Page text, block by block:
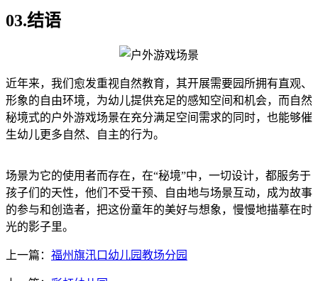
03.结语
近年来，我们愈发重视自然教育，其开展需要园所拥有直观、
形象的自由环境，为幼儿提供充足的感知空间和机会，而自然
秘境式的户外游戏场景在充分满足空间需求的同时，也能够催
生幼儿更多自然、自主的行为。
场景为它的使用者而存在，在“秘境”中，一切设计，都服务于
孩子们的天性，他们不受干预、自由地与场景互动，成为故事
的参与和创造者，把这份童年的美好与想象，慢慢地描摹在时
光的影子里。
上一篇： 福州旗汛口幼儿园教场分园